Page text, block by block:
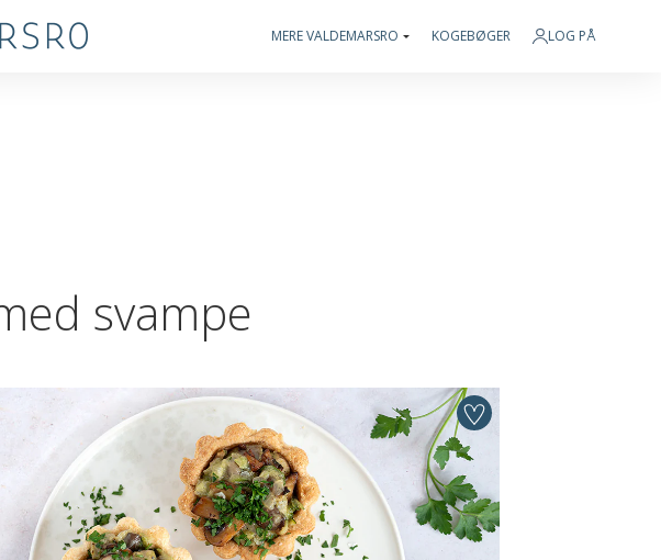
MERE VALDEMARSRO KOGEBØGER LOG PÅ
svampe